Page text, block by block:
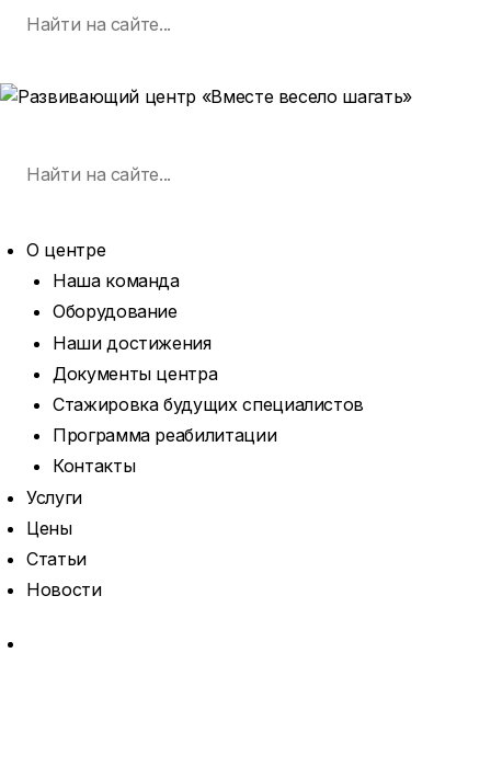
Skip
О центре
Наша команда
Оборудование
Наши достижения
Документы центра
Стажировка будущих специалистов
Программа реабилитации
Контакты
Услуги
Цены
Статьи
Новости